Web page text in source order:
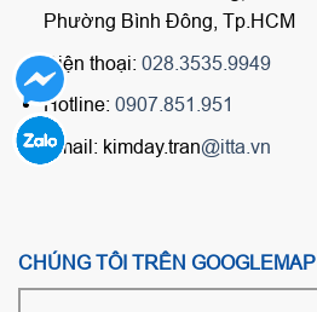
Phường Bình Đông, Tp.HCM
Điện thoại: 028.3535.9949
Hotline: 0907.851.951
Email: kimday.tran@itta.vn
CHÚNG TÔI TRÊN GOOGLEMAP